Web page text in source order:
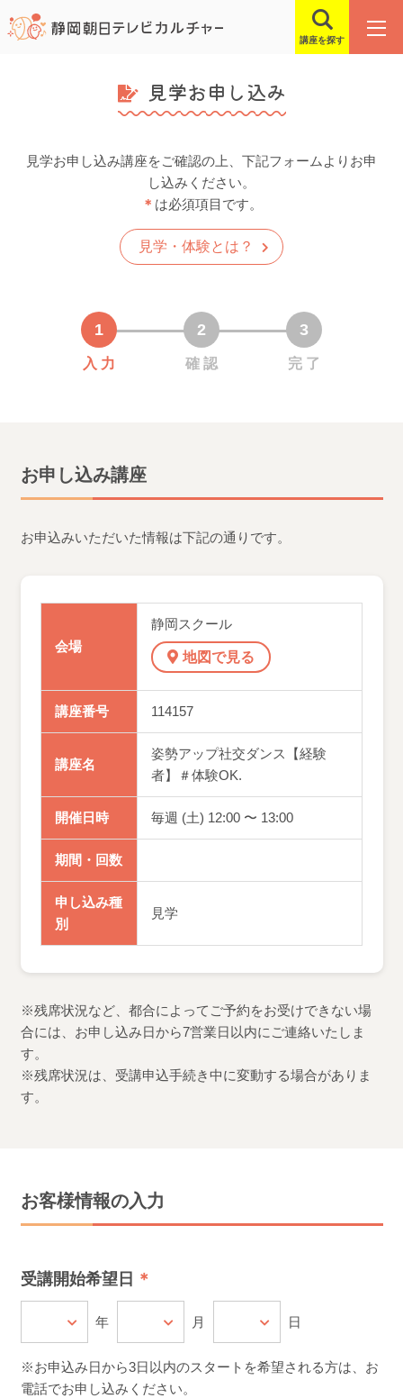
講座を探す
見学お申し込み
見学お申し込み講座をご確認の上、下記フォームよりお申
し込みください。
＊ は必須項目です。
見学・体験とは？
入 力 確 認 完 了
お申し込み講座
お申込みいただいた情報は下記の通りです。
会場
静岡スクール
地図で見る
講座番号 114157
講座名
姿勢アップ社交ダンス【経験
者】＃体験OK.
開催日時 毎週 (土) 12:00 〜 13:00
期間・回数
申し込み種
別
見学
※残席状況など、都合によってご予約をお受けできない場
合には、お申し込み日から7営業日以内にご連絡いたしま
す。
※残席状況は、受講申込手続き中に変動する場合がありま
す。
お客様情報の入力
受講開始希望日
年 月 日
※お申込み日から3日以内のスタートを希望される方は、お
電話でお申し込みください。